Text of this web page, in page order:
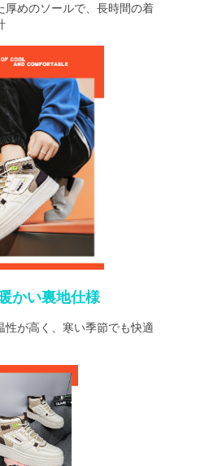
厚めのソールで、長時間の着
かい裏地仕様
性が高く、寒い季節でも快適